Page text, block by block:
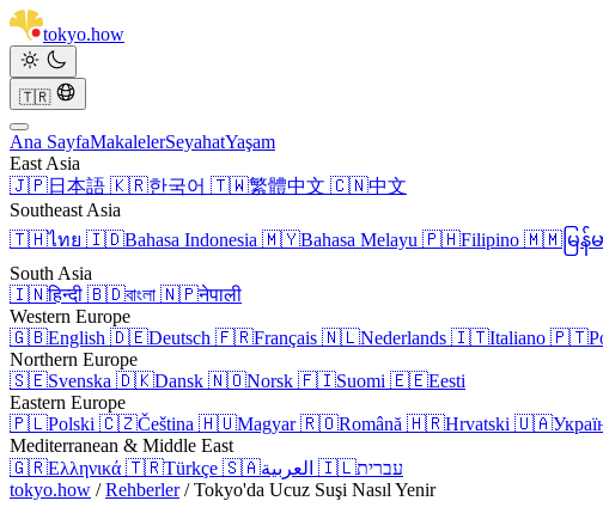
tokyo.how
🇹🇷
Ana SayfaMakalelerSeyahatYaşam
East Asia
🇯🇵日本語 🇰🇷한국어 🇹🇼繁體中文 🇨🇳中文
Southeast Asia
🇹🇭ไทย 🇮🇩Bahasa Indonesia 🇲🇾Bahasa Melayu 🇵🇭Filipino 🇲🇲 မြန်
South Asia
🇮🇳हिन्दी 🇧🇩বাংলা 🇳🇵नेपाली
Western Europe
🇬🇧English 🇩🇪Deutsch 🇫🇷Français 🇳🇱Nederlands 🇮🇹Italiano 🇵🇹
Northern Europe
🇸🇪Svenska 🇩🇰Dansk 🇳🇴Norsk 🇫🇮Suomi 🇪🇪Eesti
Eastern Europe
🇵🇱Polski 🇨🇿Čeština 🇭🇺Magyar🇷🇴Română 🇭🇷Hrvatski 🇺🇦
Mediterranean & Middle East
🇬🇷Ελληνικά 🇹🇷Türkçe 🇸🇦 🇮🇱עברית
tokyo.how / Rehberler / Tokyo'da Ucuz Suşi Nasıl Yenir